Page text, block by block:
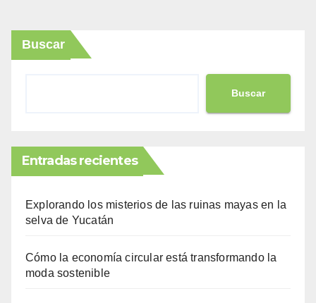
Buscar
Buscar
Entradas recientes
Explorando los misterios de las ruinas mayas en la
selva de Yucatán
Cómo la economía circular está transformando la
moda sostenible